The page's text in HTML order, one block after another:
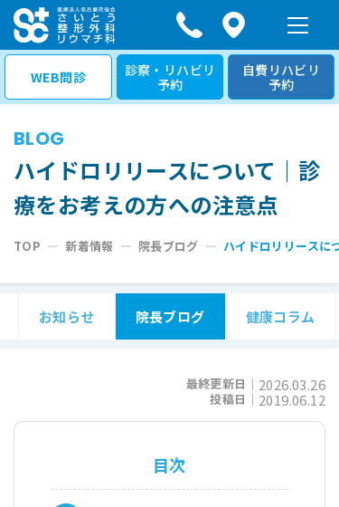
コ
ン
テ
WEB問診
診察・リハビリ
予約
自費リハビリ
予約
BLOG
ハイドロリリースについて｜診
療をお考えの方への注意点
TOP —新着情報 — 院長ブログ — ハイドロリリースに
お知らせ 院長ブログ 健康コラム
投稿日｜ 2019.06.12
最終更新日｜ 2026.03.26
目次